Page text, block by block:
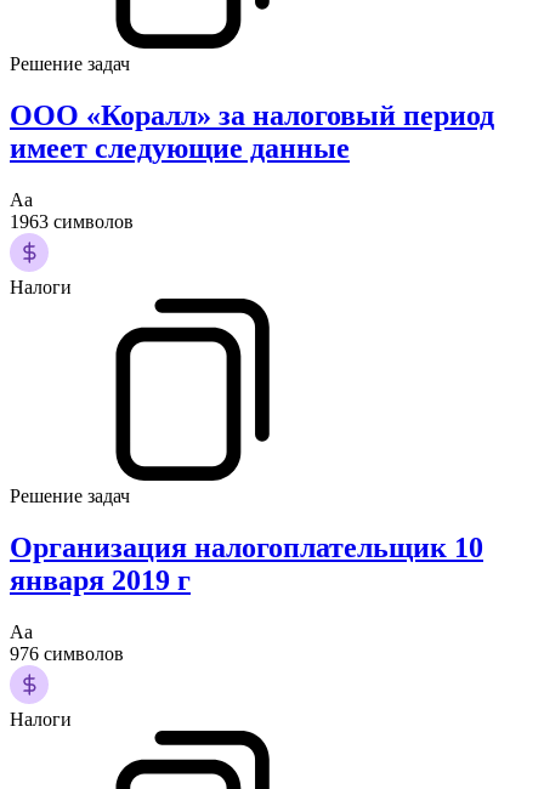
Решение задач
ООО «Коралл» за налоговый период
имеет следующие данные
Аа
1963 символов
Налоги
Решение задач
Организация налогоплательщик 10
января 2019 г
Аа
976 символов
Налоги